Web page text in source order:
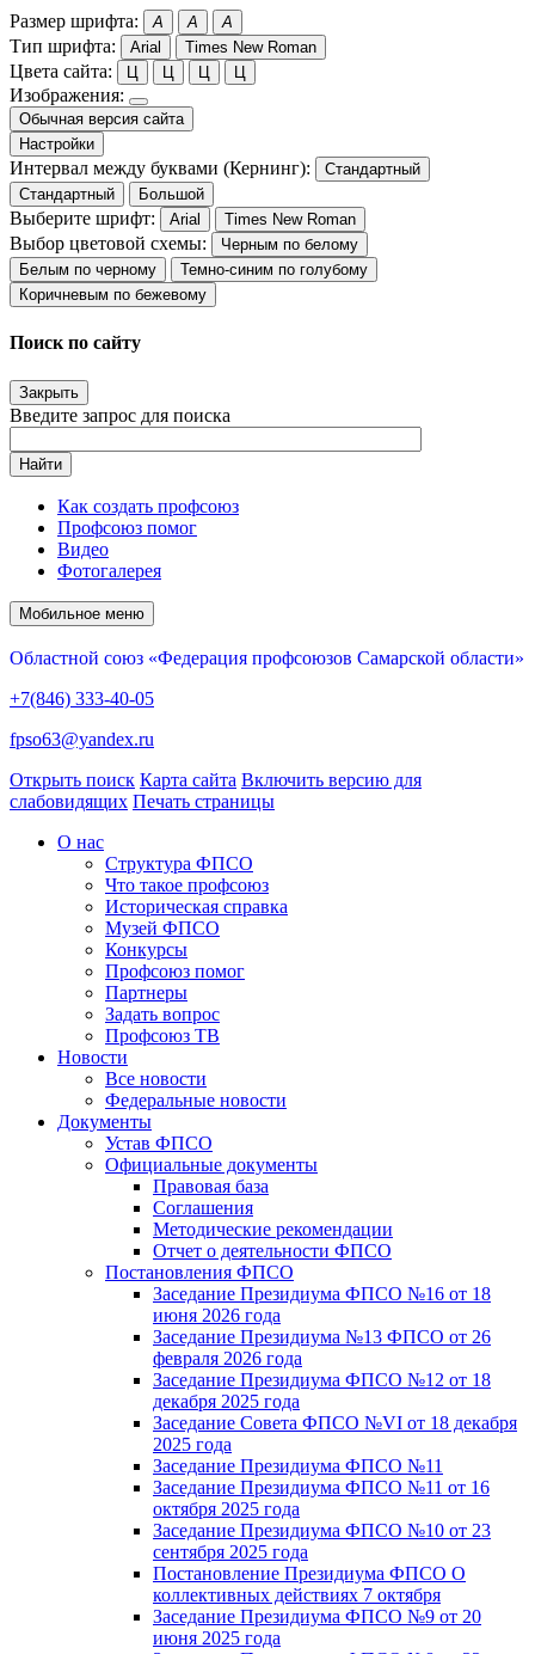
Размер шрифта: A A A
Тип шрифта: Arial Times New Roman
Цвета сайта: Ц Ц Ц Ц
Изображения:
Обычная версия сайта
Настройки
Интервал между буквами (Кернинг):
Стандартный
Стандартный
Большой
Выберите шрифт: Arial Times New Roman
Выбор цветовой схемы:
Черным по белому
Белым по черному
Темно-синим по голубому
Коричневым по бежевому
Поиск по сайту
Закрыть
Введите запрос для поиска
Найти
Как создать профсоюз
Профсоюз помог
Видео
Фотогалерея
Мобильное меню
Областной союз «Федерация профсоюзов Самарской области»
+7(846) 333-40-05
fpso63@yandex.ru
Открыть поиск Карта сайта Включить версию для
слабовидящих Печать страницы
О нас
Структура ФПСО
Что такое профсоюз
Историческая справка
Музей ФПСО
Конкурсы
Профсоюз помог
Партнеры
Задать вопрос
Профсоюз ТВ
Новости
Все новости
Федеральные новости
Документы
Устав ФПСО
Официальные документы
Правовая база
Соглашения
Методические рекомендации
Отчет о деятельности ФПСО
Постановления ФПСО
Заседание Президиума ФПСО №16 от 18
июня 2026 года
Заседание Президиума №13 ФПСО от 26
февраля 2026 года
Заседание Президиума ФПСО №12 от 18
декабря 2025 года
Заседание Совета ФПСО №VI от 18 декабря
2025 года
Заседание Президиума ФПСО №11
Заседание Президиума ФПСО №11 от 16
октября 2025 года
Заседание Президиума ФПСО №10 от 23
сентября 2025 года
Постановление Президиума ФПСО О
коллективных действиях 7 октября
Заседание Президиума ФПСО №9 от 20
июня 2025 года